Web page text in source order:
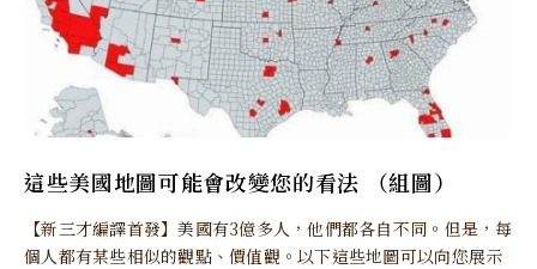
這些美國地圖可能會改變您的看法 （組圖）
【新三才編譯首發】美國有3億多人，他們都各自不同。但是，每
個人都有某些相似的觀點、價值觀。以下這些地圖可以向您展示